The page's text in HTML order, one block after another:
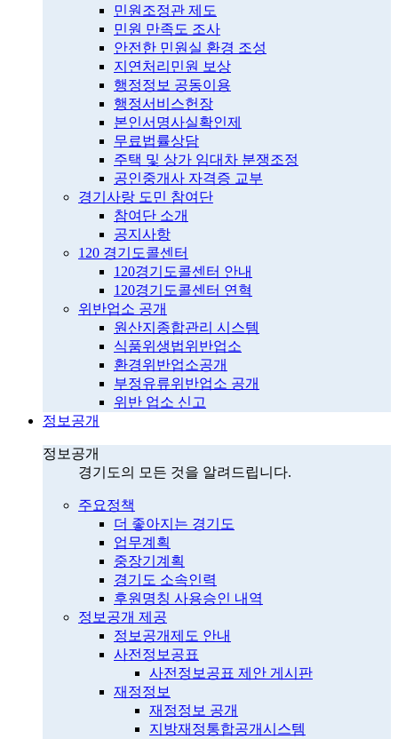
민원조정관 제도
민원 만족도 조사
안전한 민원실 환경 조성
지연처리민원 보상
행정정보 공동이용
행정서비스헌장
본인서명사실확인제
무료법률상담
주택 및 상가 임대차 분쟁조정
공인중개사 자격증 교부
경기사랑 도민 참여단
참여단 소개
공지사항
120 경기도콜센터
120경기도콜센터 안내
120경기도콜센터 연혁
위반업소 공개
원산지종합관리 시스템
식품위생법위반업소
환경위반업소공개
부정유류위반업소 공개
위반 업소 신고
정보공개
정보공개
경기도의 모든 것을 알려드립니다.
주요정책
더 좋아지는 경기도
업무계획
중장기계획
경기도 소속인력
후원명칭 사용승인 내역
정보공개 제공
정보공개제도 안내
사전정보공표
사전정보공표 제안 게시판
재정정보
재정정보 공개
지방재정통합공개시스템